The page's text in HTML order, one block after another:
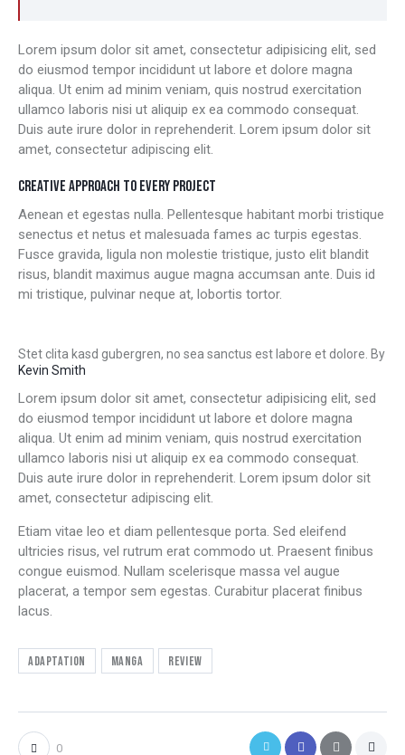
Lorem ipsum dolor sit amet, consectetur adipisicing elit, sed
do eiusmod tempor incididunt ut labore et dolore magna
aliqua. Ut enim ad minim veniam, quis nostrud exercitation
ullamco laboris nisi ut aliquip ex ea commodo consequat.
Duis aute irure dolor in reprehenderit. Lorem ipsum dolor sit
amet, consectetur adipiscing elit.
CREATIVE APPROACH TO EVERY PROJECT
Aenean et egestas nulla. Pellentesque habitant morbi tristique
senectus et netus et malesuada fames ac turpis egestas.
Fusce gravida, ligula non molestie tristique, justo elit blandit
risus, blandit maximus augue magna accumsan ante. Duis id
mi tristique, pulvinar neque at, lobortis tortor.
Stet clita kasd gubergren, no sea sanctus est labore et dolore. By
Kevin Smith
Lorem ipsum dolor sit amet, consectetur adipisicing elit, sed
do eiusmod tempor incididunt ut labore et dolore magna
aliqua. Ut enim ad minim veniam, quis nostrud exercitation
ullamco laboris nisi ut aliquip ex ea commodo consequat.
Duis aute irure dolor in reprehenderit. Lorem ipsum dolor sit
amet, consectetur adipiscing elit.
Etiam vitae leo et diam pellentesque porta. Sed eleifend
ultricies risus, vel rutrum erat commodo ut. Praesent finibus
congue euismod. Nullam scelerisque massa vel augue
placerat, a tempor sem egestas. Curabitur placerat finibus
lacus.
Adaptation Manga Review
0